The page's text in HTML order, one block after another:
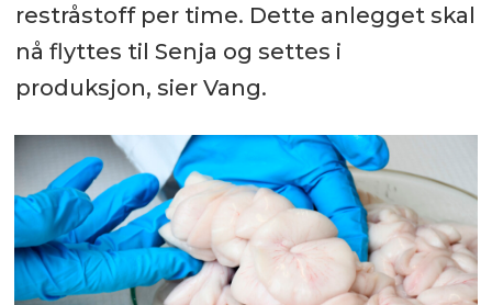
restråstoff per time. Dette anlegget skal
nå flyttes til Senja og settes i
produksjon, sier Vang.